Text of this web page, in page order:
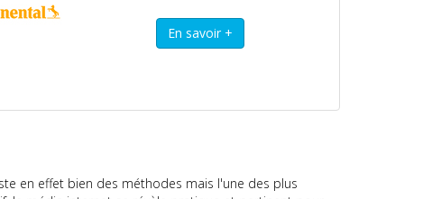
en effet bien des méthodes mais l'une des plus